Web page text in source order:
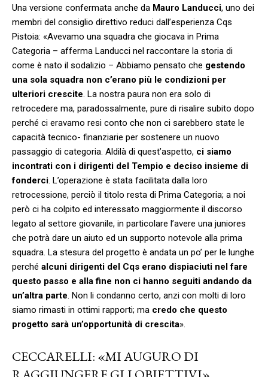
Una versione confermata anche da Mauro Landucci, uno dei
membri del consiglio direttivo reduci dall’esperienza Cqs
Pistoia: «Avevamo una squadra che giocava in Prima
Categoria – afferma Landucci nel raccontare la storia di
come è nato il sodalizio – Abbiamo pensato che gestendo
una sola squadra non c’erano più le condizioni per
ulteriori crescite. La nostra paura non era solo di
retrocedere ma, paradossalmente, pure di risalire subito dopo
perché ci eravamo resi conto che non ci sarebbero state le
capacità tecnico- finanziarie per sostenere un nuovo
passaggio di categoria. Aldilà di quest’aspetto, ci siamo
incontrati con i dirigenti del Tempio e deciso insieme di
fonderci. L’operazione è stata facilitata dalla loro
retrocessione, perciò il titolo resta di Prima Categoria; a noi
però ci ha colpito ed interessato maggiormente il discorso
legato al settore giovanile, in particolare l’avere una juniores
che potrà dare un aiuto ed un supporto notevole alla prima
squadra. La stesura del progetto è andata un po’ per le lunghe
perché alcuni dirigenti del Cqs erano dispiaciuti nel fare
questo passo e alla fine non ci hanno seguiti andando da
un’altra parte. Non li condanno certo, anzi con molti di loro
siamo rimasti in ottimi rapporti; ma credo che questo
progetto sarà un’opportunità di crescita».
CECCARELLI: «MI AUGURO DI